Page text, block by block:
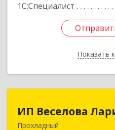
1С:Специалист
Показать
ИП Веселова
Прохладный